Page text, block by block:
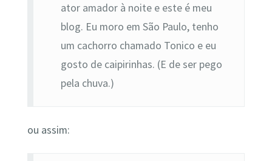
ator amador à noite e este é meu
blog. Eu moro em São Paulo, tenho
um cachorro chamado Tonico e eu
gosto de caipirinhas. (E de ser pego
pela chuva.)
ou assim: